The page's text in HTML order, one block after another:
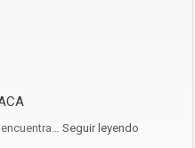
Seguir leyendo